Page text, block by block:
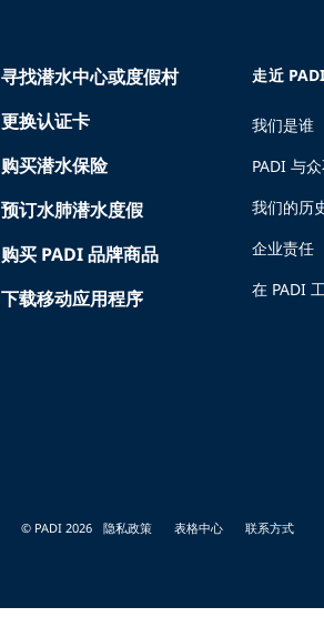
寻找潜水中心或度假村
更换认证卡
购买潜水保险
预订水肺潜水度假
购买 PADI 品牌商品
下载移动应用程序
走近 PADI
我们是谁
PADI 与
我们的历
企业责任
在 PADI
© PADI 2026 隐私政策 表格中心 联系方式